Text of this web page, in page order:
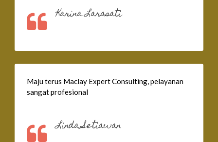
Karina Larasati
Maju terus Maclay Expert Consulting, pelayanan
sangat profesional
Linda Setiawan